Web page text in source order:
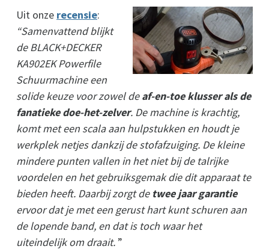
Uit onze recensie:
“Samenvattend blijkt
de BLACK+DECKER
KA902EK Powerfile
Schuurmachine een
solide keuze voor zowel deaf-en-toe klusser als de
fanatieke doe-het-zelver. De machine is krachtig,
komt met een scala aan hulpstukken en houdt je
werkplek netjes dankzij de stofafzuiging. De kleine
mindere punten vallen in het niet bij de talrijke
voordelen en het gebruiksgemak die dit apparaat te
bieden heeft. Daarbij zorgt de twee jaar garantie
ervoor dat je met een gerust hart kunt schuren aan
de lopende band, en dat is toch waar het
uiteindelijk om draait.”